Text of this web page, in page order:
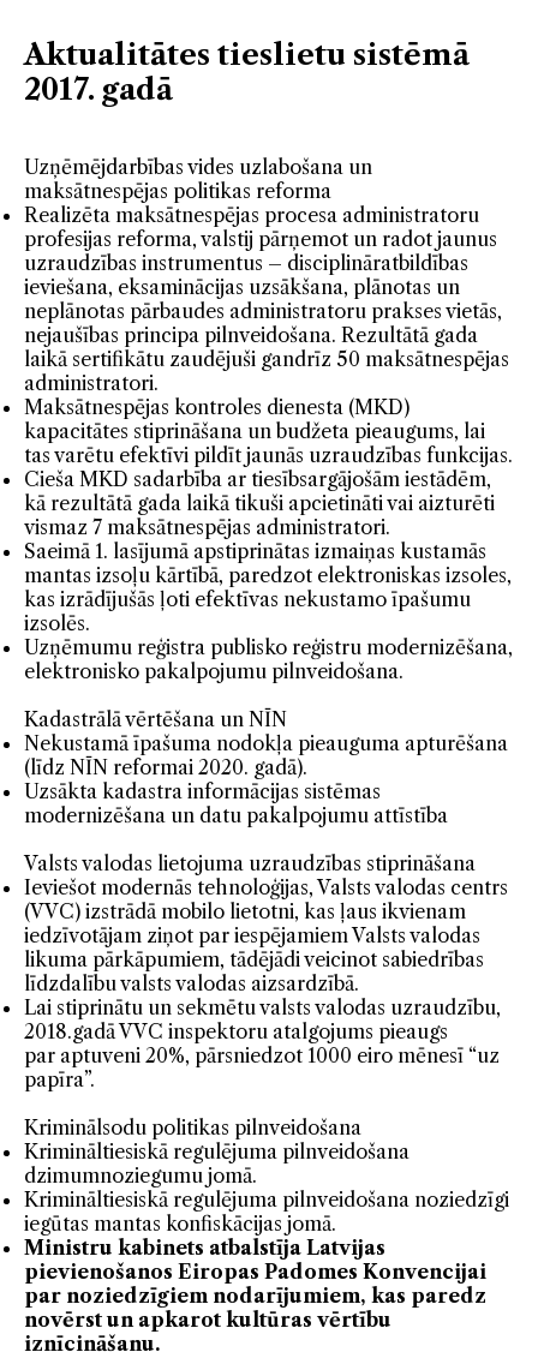
Aktualitātes tieslietu sistēmā
2017. gadā
Uzņēmējdarbības vides uzlabošana un
maksātnespējas politikas reforma
Realizēta maksātnespējas procesa administratoru
profesijas reforma, valstij pārņemot un radot jaunus
uzraudzības instrumentus – disciplināratbildības
ieviešana, eksaminācijas uzsākšana, plānotas un
neplānotas pārbaudes administratoru prakses vietās,
nejaušības principa pilnveidošana. Rezultātā gada
laikā sertifikātu zaudējuši gandrīz 50 maksātnespējas
administratori.
Maksātnespējas kontroles dienesta (MKD)
kapacitātes stiprināšana un budžeta pieaugums, lai
tas varētu efektīvi pildīt jaunās uzraudzības funkcijas.
Cieša MKD sadarbība ar tiesībsargājošām iestādēm,
kā rezultātā gada laikā tikuši apcietināti vai aizturēti
vismaz 7 maksātnespējas administratori.
Saeimā 1. lasījumā apstiprinātas izmaiņas kustamās
mantas izsoļu kārtībā, paredzot elektroniskas izsoles,
kas izrādījušās ļoti efektīvas nekustamo īpašumu
izsolēs.
Uzņēmumu reģistra publisko reģistru modernizēšana,
elektronisko pakalpojumu pilnveidošana.
Kadastrālā vērtēšana un NĪN
Nekustamā īpašuma nodokļa pieauguma apturēšana
(līdz NĪN reformai 2020. gadā).
Uzsākta kadastra informācijas sistēmas
modernizēšana un datu pakalpojumu attīstība
Valsts valodas lietojuma uzraudzības stiprināšana
Ieviešot modernās tehnoloģijas, Valsts valodas centrs
(VVC) izstrādā mobilo lietotni, kas ļaus ikvienam
iedzīvotājam ziņot par iespējamiem Valsts valodas
likuma pārkāpumiem, tādējādi veicinot sabiedrības
līdzdalību valsts valodas aizsardzībā.
Lai stiprinātu un sekmētu valsts valodas uzraudzību,
2018.gadā VVC inspektoru atalgojums pieaugs
par aptuveni 20%, pārsniedzot 1000 eiro mēnesī “uz
papīra”.
Kriminālsodu politikas pilnveidošana
Krimināltiesiskā regulējuma pilnveidošana
dzimumnoziegumu jomā.
Krimināltiesiskā regulējuma pilnveidošana noziedzīgi
iegūtas mantas konfiskācijas jomā.
Ministru kabinets atbalstīja Latvijas
pievienošanos Eiropas Padomes Konvencijai
par noziedzīgiem nodarījumiem, kas paredz
novērst un apkarot kultūras vērtību
iznīcināšanu.